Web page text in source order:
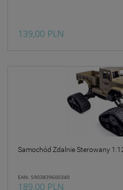
139,00 PLN
Samochód Zdalnie Sterowany
EAN: 5903839600340
189,00 PLN